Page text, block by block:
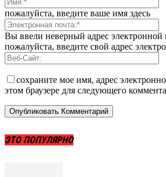
пожалуйста, введите ваше имя здесь
Вы ввели неверный адрес электронной
пожалуйста, введите свой адрес
сохраните мое имя, адрес
этом браузере для следующего
ЭТО ПОПУЛЯРНО